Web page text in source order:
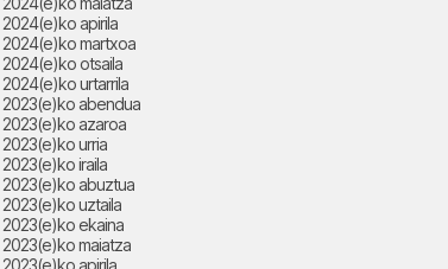
2024(e)ko apirila
2024(e)ko martxoa
2024(e)ko otsaila
2024(e)ko urtarrila
2023(e)ko abendua
2023(e)ko azaroa
2023(e)ko urria
2023(e)ko iraila
2023(e)ko abuztua
2023(e)ko uztaila
2023(e)ko ekaina
2023(e)ko maiatza